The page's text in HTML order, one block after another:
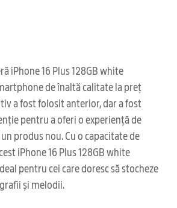
iPhone 16 Plus 128GB white
de înaltă calitate la preț
a fost folosit anterior, dar a fost
pentru a oferi o experiență de
produs nou. Cu o capacitate de
iPhone 16 Plus 128GB white
pentru cei care doresc să stocheze
și melodii.